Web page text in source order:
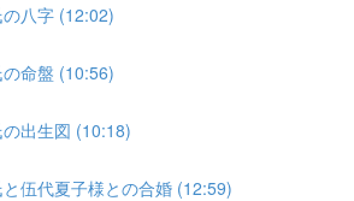
八字 (12:02)
命盤 (10:56)
出生図 (10:18)
伍代夏子様との合婚 (12:59)